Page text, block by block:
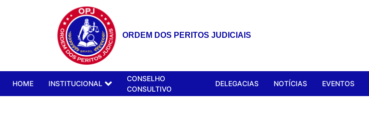
ORDEM DOS PERITOS JUDICIAIS
HOME INSTITUCIONAL
CONSELHO
CONSULTIVO
DELEGACIAS NOTÍCIAS EVENTOS